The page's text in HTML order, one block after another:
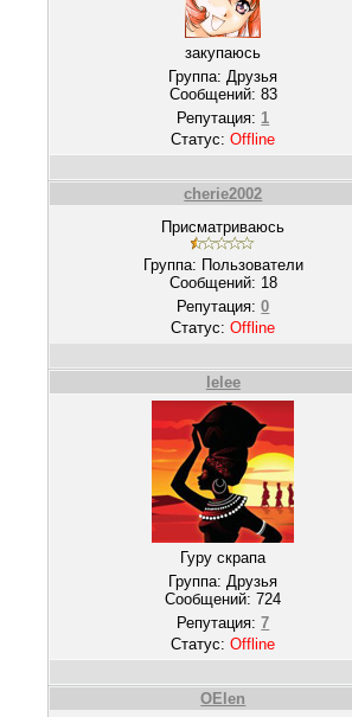
закупаюсь
Группа: Друзья
Сообщений: 83
Репутация: 1
Статус:Offline
cherie2002
Присматриваюсь
Группа: Пользователи
Сообщений: 18
Репутация:0
Статус:Offline
lelee
Гуру скрапа
Группа: Друзья
Сообщений:724
Репутация:7
Статус:Offline
OElen